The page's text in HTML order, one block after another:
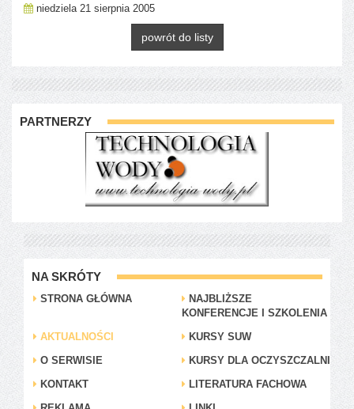
niedziela 21 sierpnia 2005
powrót do listy
PARTNERZY
NA SKRÓTY
STRONA GŁÓWNA
NAJBLIŻSZE
KONFERENCJE I SZKOLENIA
AKTUALNOŚCI
KURSY SUW
O SERWISIE
KURSY DLA OCZYSZCZALNI
KONTAKT
LITERATURA FACHOWA